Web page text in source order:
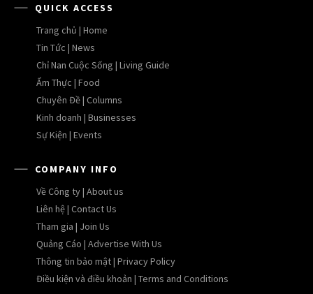
QUICK ACCESS
Trang chủ | Home
Tin Tức | News
Chỉ Nan Cuộc Sống | Living Guide
Ẩm Thực | Food
Chuyên Đề | Columns
Kinh doanh | Businesses
Sự Kiện | Events
COMPANY INFO
Về Công ty | About us
Liên hệ | Contact Us
Tham gia | Join Us
Quảng Cáo | Advertise With Us
Thông tin bảo mật | Privacy Policy
Điều kiện và điều khoản | Terms and Conditions